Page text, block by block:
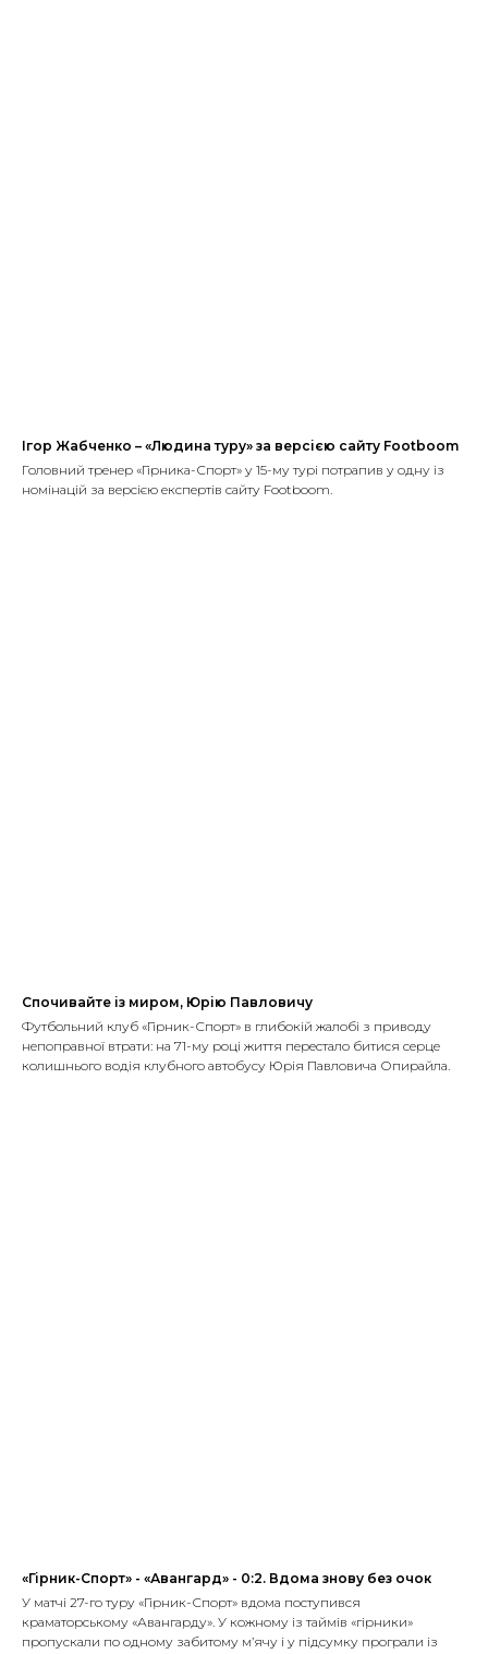
Ігор Жабченко – «Людина туру» за версією сайту Footboom
Головний тренер «Гірника-Спорт» у 15-му турі потрапив у одну із
номінацій за версією експертів сайту Footboom.
Спочивайте із миром, Юрію Павловичу
Футбольний клуб «Гірник-Спорт» в глибокій жалобі з приводу
непоправної втрати: на 71-му році життя перестало битися серце
колишнього водія клубного автобусу Юрія Павловича Опирайла.
«Гірник-Спорт» - «Авангард» - 0:2. Вдома знову без очок
У матчі 27-го туру «Гірник-Спорт» вдома поступився
краматорському «Авангарду». У кожному із таймів «гірники»
пропускали по одному забитому м’ячу і у підсумку програли із